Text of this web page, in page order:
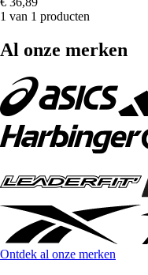
1 van 1 producten
Al onze merken
Ontdek al onze merken